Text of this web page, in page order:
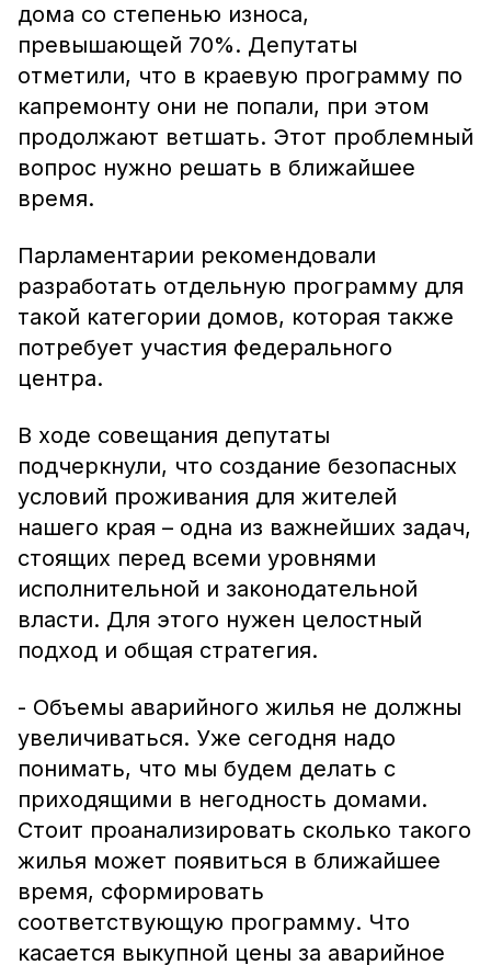
дома со степенью износа,
превышающей 70%. Депутаты
отметили, что в краевую программу по
капремонту они не попали, при этом
продолжают ветшать. Этот проблемный
вопрос нужно решать в ближайшее
время.
Парламентарии рекомендовали
разработать отдельную программу для
такой категории домов, которая также
потребует участия федерального
центра.
В ходе совещания депутаты
подчеркнули, что создание безопасных
условий проживания для жителей
нашего края – одна из важнейших задач,
стоящих перед всеми уровнями
исполнительной и законодательной
власти. Для этого нужен целостный
подход и общая стратегия.
- Объемы аварийного жилья не должны
увеличиваться. Уже сегодня надо
понимать, что мы будем делать с
приходящими в негодность домами.
Стоит проанализировать сколько такого
жилья может появиться в ближайшее
время, сформировать
соответствующую программу. Что
касается выкупной цены за аварийное